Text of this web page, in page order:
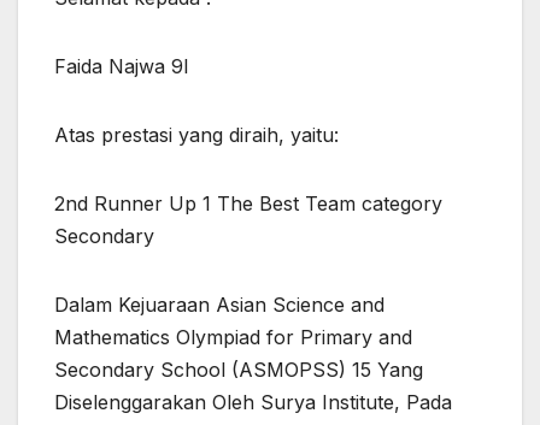
Faida Najwa 9I
Atas prestasi yang diraih, yaitu:
2nd Runner Up 1 The Best Team category
Secondary
Dalam Kejuaraan Asian Science and
Mathematics Olympiad for Primary and
Secondary School (ASMOPSS) 15 Yang
Diselenggarakan Oleh Surya Institute, Pada